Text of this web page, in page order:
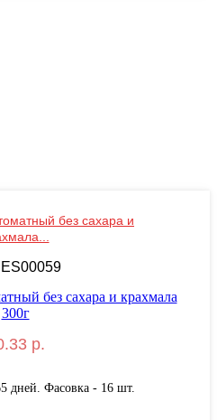
без сахара и
р.
дней. Фасовка - 16 шт.